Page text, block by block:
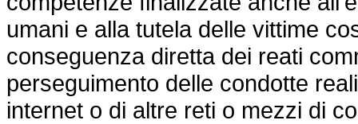
umani e alla tutela delle vittime
conseguenza diretta dei reati
perseguimento delle condotte
internet o di altre reti o mezzi di